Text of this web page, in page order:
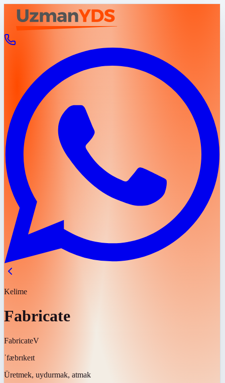
Kelime
Fabricate
FabricateV
ˈfæbrɪkeɪt
Üretmek, uydurmak, atmak